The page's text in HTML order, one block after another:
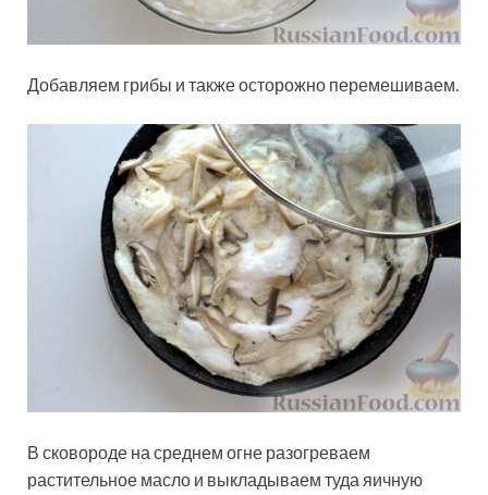
Добавляем грибы и также осторожно перемешиваем.
В сковороде на среднем огне разогреваем
растительное масло и выкладываем туда яичную